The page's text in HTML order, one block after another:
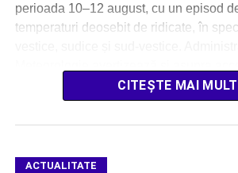
perioada 10–12 august, cu un episod
temperaturi deosebit de ridicate, în
disconfortului termic, […]CITEȘTE MAI MULT
ACTUALITATE